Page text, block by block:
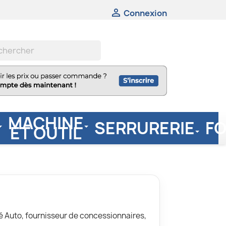
 Connexion
MACHINE
ET OUTIL SERRURERIE
fournisseur de concessionnaires,